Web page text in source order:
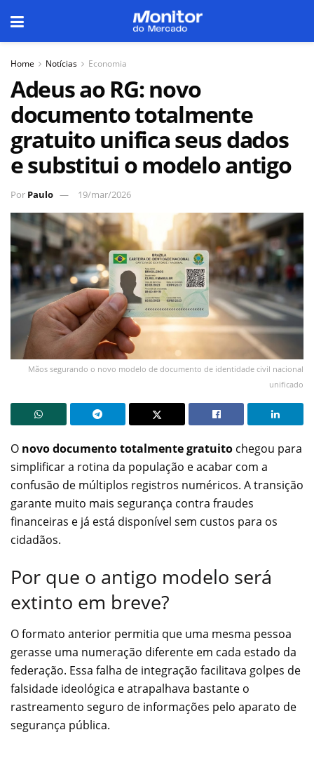
Home Notícias Economia
Adeus ao RG: novo
documento totalmente
gratuito unifica seus dados
e substitui o modelo antigo
Por Paulo 19/mar/2026
Mãos segurando o novo modelo de documento de identidade civil nacional
unificado
O novo documento totalmente gratuito chegou para
simplificar a rotina da população e acabar com a
confusão de múltiplos registros numéricos. A transição
garante muito mais segurança contra fraudes
financeiras e já está disponível sem custos para os
cidadãos.
Por que o antigo modelo será
extinto em breve?
O formato anterior permitia que uma mesma pessoa
gerasse uma numeração diferente em cada estado da
federação. Essa falha de integração facilitava golpes de
falsidade ideológica e atrapalhava bastante o
rastreamento seguro de informações pelo aparato de
segurança pública.